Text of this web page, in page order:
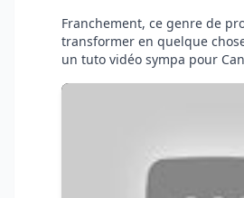
Franchement, ce genre de
transformer en quelque
un tuto vidéo sympa pour